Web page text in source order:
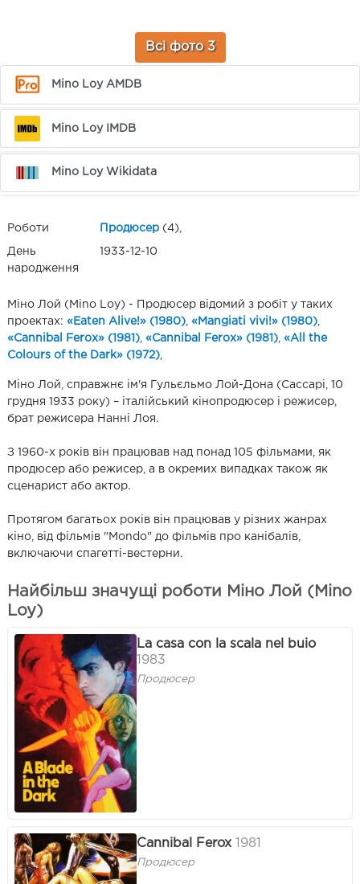
Всі фото 3
Mino Loy AMDB
Mino Loy IMDB
Mino Loy Wikidata
Роботи Продюсер (4),
День
народження
1933-12-10
Міно Лой (Mino Loy) - Продюсер відомий з робіт у таких
проектах: «Eaten Alive!» (1980) «Mangiati vivi!» (1980)
«Cannibal Ferox» (1981) «Cannibal Ferox» (1981) «All the
Colours of the Dark» (1972)
Міно Лой, справжнє ім'я Гульєльмо Лой-Дона (Сассарі, 10
грудня 1933 року) – італійський кінопродюсер і режисер,
брат режисера Нанні Лоя.
З 1960-х років він працював над понад 105 фільмами, як
продюсер або режисер, а в окремих випадках також як
сценарист або актор.
Протягом багатьох років він працював у різних жанрах
кіно, від фільмів "Mondo" до фільмів про канібалів,
включаючи спагетті-вестерни.
Найбільш значущі роботи Міно Лой (Mino
Loy)
La casa con la scala nel buio
1983
Продюсер
Cannibal Ferox 1981
Продюсер